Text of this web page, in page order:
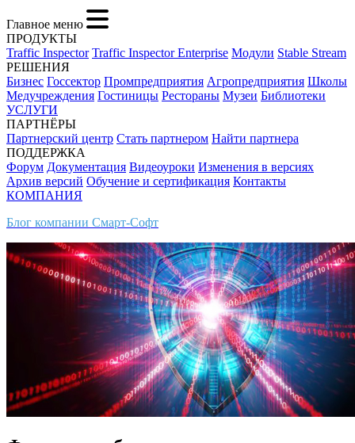
Главное меню
ПРОДУКТЫ
Traffic Inspector Traffic Inspector Enterprise Модули Stable Stream
РЕШЕНИЯ
Бизнес Госсектор Промпредприятия Агропредприятия Школы
Медучреждения Гостиницы Рестораны Музеи Библиотеки
УСЛУГИ
ПАРТНЁРЫ
Партнерский центр Стать партнером Найти партнера
ПОДДЕРЖКА
Форум Документация Видеоуроки Изменения в версиях
Архив версий Обучение и сертификация Контакты
КОМПАНИЯ
Блог компании Смарт-Софт